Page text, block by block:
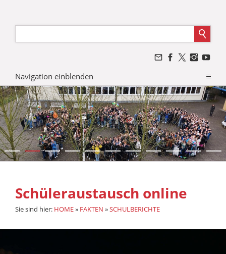
Navigation einblenden
Schüleraustausch online
Sie sind hier: HOME» FAKTEN »SCHULBERICHTE